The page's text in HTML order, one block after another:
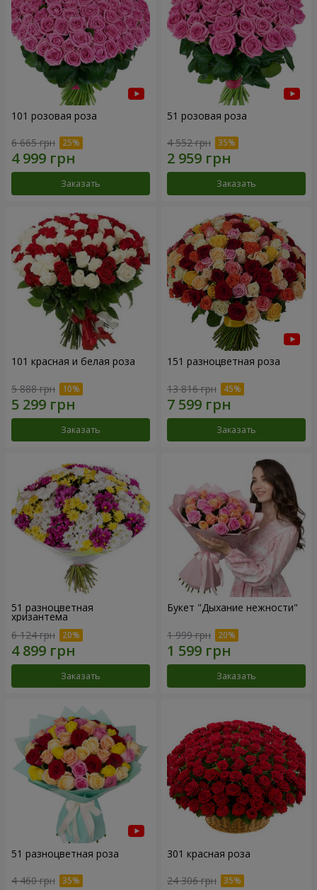
101 розовая роза
6 665 грн
Заказать
51 розовая роза
4 552 грн
Заказать
101 красная и белая роза
5 888 грн
Заказать
151 разноцветная роза
13 816 грн
Заказать
51 разноцветная
хризантема
6 124 грн
Заказать
Букет "Дыхание нежности"
1 999 грн
Заказать
51 разноцветная роза
4 460 грн
301 красная роза
24 306 грн